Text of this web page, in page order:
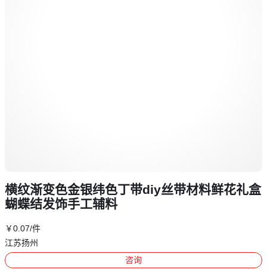
横纹渐变色金银纬色丁带diy丝带材料鲜花礼盒
蝴蝶结发饰手工辅料
￥0 .07/件
江苏扬州
咨询